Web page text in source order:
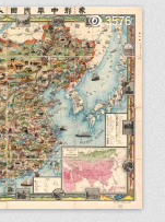
3576